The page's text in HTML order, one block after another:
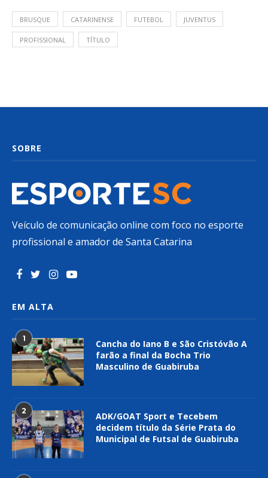
BRUSQUE CATARINENSE FUTEBOL JUVENTUS
PROFISSIONAL TÍTULO
SOBRE
Veículo de comunicação online com foco no esporte
profissional e amador de Santa Catarina
EM ALTA
1
Cancha do Iano B e São Cristóvão A
farão a final da Bocha Trio
Masculino de Guabiruba
2
ADK/GOAT Sport e Tecebem
decidem título da Série Prata do
Municipal de Futsal de Guabiruba